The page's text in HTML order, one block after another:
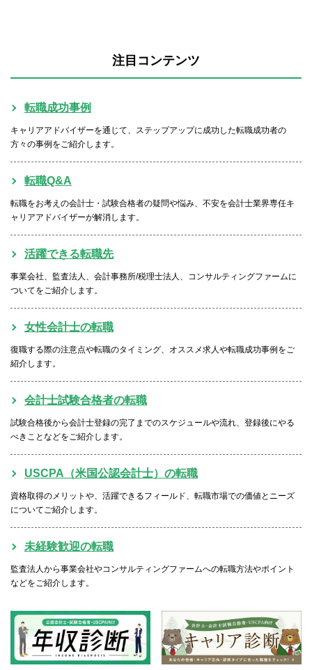
注目コンテンツ
転職成功事例
キャリアアドバイザーを通じて、ステップアップに成功した転職成功者の
方々の事例をご紹介します。
転職Q&A
転職をお考えの会計士・試験合格者の疑問や悩み、不安を会計士業界専任キ
ャリアアドバイザーが解消します。
活躍できる転職先
事業会社、監査法人、会計事務所/税理士法人、コンサルティングファームに
ついてをご紹介します。
女性会計士の転職
復職する際の注意点や転職のタイミング、オススメ求人や転職成功事例をご
紹介します。
会計士試験合格者の転職
試験合格後から会計士登録の完了までのスケジュールや流れ、登録後にやる
べきことなどをご紹介します。
USCPA（米国公認会計士）の転職
資格取得のメリットや、活躍できるフィールド、転職市場での価値とニーズ
についてご紹介します。
未経験歓迎の転職
監査法人から事業会社やコンサルティングファームへの転職方法やポイント
などをご紹介します。